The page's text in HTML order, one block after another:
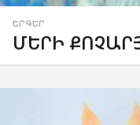
ԵՐԳԵՐ
ՄԵՐԻ